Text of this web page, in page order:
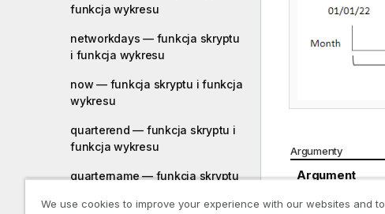
funkcja wykresu
networkdays — funkcja skryptu
i funkcja wykresu
now — funkcja skryptu i funkcja
wykresu
quarterend — funkcja skryptu i
funkcja wykresu
quartername — funkcja skryptu
Argumenty
Argument
date
We use cookies to improve your experience with our websites and to